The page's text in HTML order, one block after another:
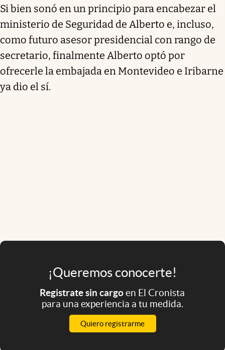
Si bien sonó en un principio para encabezar el
ministerio de Seguridad de Alberto e, incluso,
como futuro asesor presidencial con rango de
secretario, finalmente Alberto optó por
ofrecerle la embajada en Montevideo e Iribarne
ya dio el sí.
¡Queremos conocerte!
Registrate sin cargoen El Cronista
para una experiencia a tu medida.
Quiero registrarme